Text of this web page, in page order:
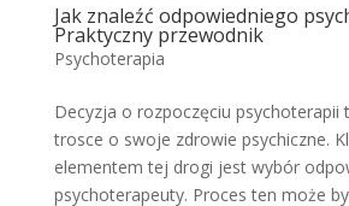
Jak znaleźć odpowiedniego
Praktyczny przewodnik
Psychoterapia
Decyzja o rozpoczęciu psychoterapii
trosce o swoje zdrowie psychiczne.
elementem tej drogi jest wybór
psychoterapeuty. Proces ten może